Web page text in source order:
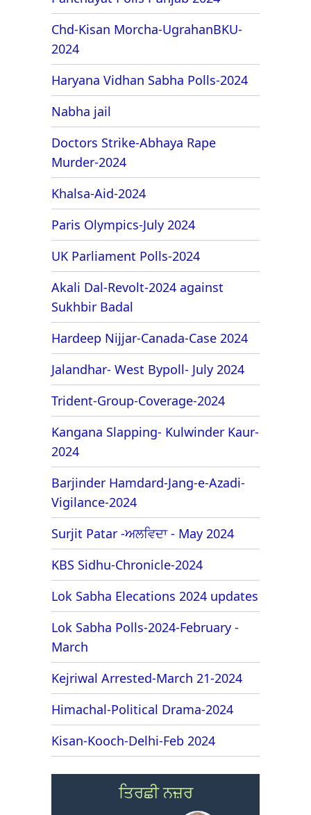
Chd-Kisan Morcha-UgrahanBKU-
2024
Haryana Vidhan Sabha Polls-2024
Nabha jail
Doctors Strike-Abhaya Rape
Murder-2024
Khalsa-Aid-2024
Paris Olympics-July 2024
UK Parliament Polls-2024
Akali Dal-Revolt-2024 against
Sukhbir Badal
Hardeep Nijjar-Canada-Case 2024
Jalandhar- West Bypoll- July 2024
Trident-Group-Coverage-2024
Kangana Slapping- Kulwinder Kaur-
2024
Barjinder Hamdard-Jang-e-Azadi-
Vigilance-2024
Surjit Patar -ਅਲਵਿਦਾ - May 2024
KBS Sidhu-Chronicle-2024
Lok Sabha Elecations 2024 updates
Lok Sabha Polls-2024-February -
March
Kejriwal Arrested-March 21-2024
Himachal-Political Drama-2024
Kisan-Kooch-Delhi-Feb 2024
ਤਿਰਛੀ ਨਜ਼ਰ